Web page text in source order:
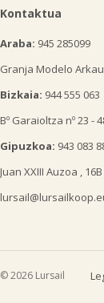
Kontaktua
Araba: 945 285099
Granja Modelo
Bizkaia: 944 555 063
Bº Garaioltza nº 23 -
Gipuzkoa: 943 083
Juan XXIII Auzoa ,
© 2026 Lursail